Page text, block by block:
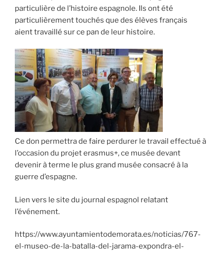
particulière de l’histoire espagnole. Ils ont été
particulièrement touchés que des élèves français
aient travaillé sur ce pan de leur histoire.
Ce don permettra de faire perdurer le travail effectué à
l’occasion du projet erasmus+, ce musée devant
devenir à terme le plus grand musée consacré à la
guerre d’espagne.
Lien vers le site du journal espagnol relatant
l’événement.
https://www.ayuntamientodemorata.es/noticias/767-
el-museo-de-la-batalla-del-jarama-expondra-el-